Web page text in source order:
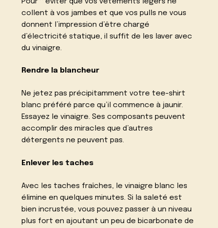
collent à vos jambes et que vos pulls ne vous
donnent l’impression d’être chargé
d’électricité statique, il suffit de les laver avec
du vinaigre.
Rendre la blancheur
Ne jetez pas précipitamment votre tee-shirt
blanc préféré parce qu’il commence à jaunir.
Essayez le vinaigre. Ses composants peuvent
accomplir des miracles que d’autres
détergents ne peuvent pas.
Enlever les taches
Avec les taches fraîches, le vinaigre blanc les
élimine en quelques minutes. Si la saleté est
bien incrustée, vous pouvez passer à un niveau
plus fort en ajoutant un peu de bicarbonate de